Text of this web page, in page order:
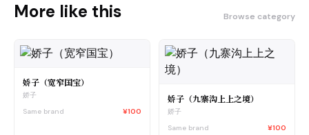
More like this Browse category
娇子（宽窄国宝）
娇子
Same brand
¥100
娇子（九寨沟上上之境）
娇子
Same brand
¥100